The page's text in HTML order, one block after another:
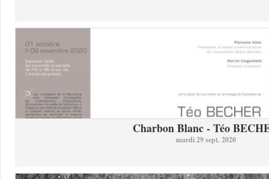
Charbon Blanc - Téo
mardi 29 sept. 2020